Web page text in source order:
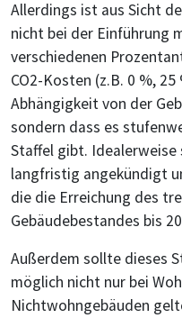
Allerdings ist aus Sicht
nicht bei der Einführung
verschiedenen
CO2-Kosten (z.B. 0 %,
Abhängigkeit von der
sondern dass es
Staffel gibt. Idealerweise
langfristig angekündigt
die die Erreichung des
Gebäudebestandes bis
Außerdem sollte dieses
möglich nicht nur bei
Nichtwohngebäuden